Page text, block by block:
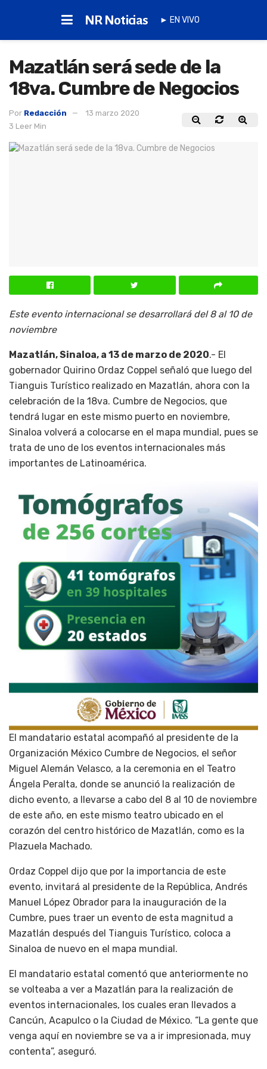
NR Noticias ► EN VIVO
Mazatlán será sede de la
18va. Cumbre de Negocios
Por Redacción
13 marzo 2020
3 Leer Min
Este evento internacional se desarrollará del 8 al 10 de
noviembre
Mazatlán, Sinaloa, a 13 de marzo de 2020.- El
gobernador Quirino Ordaz Coppel señaló que luego del
Tianguis Turístico realizado en Mazatlán, ahora con la
celebración de la 18va. Cumbre de Negocios, que
tendrá lugar en este mismo puerto en noviembre,
Sinaloa volverá a colocarse en el mapa mundial, pues se
trata de uno de los eventos internacionales más
importantes de Latinoamérica.
El mandatario estatal acompañó al presidente de la
Organización México Cumbre de Negocios, el señor
Miguel Alemán Velasco, a la ceremonia en el Teatro
Ángela Peralta, donde se anunció la realización de
dicho evento, a llevarse a cabo del 8 al 10 de noviembre
de este año, en este mismo teatro ubicado en el
corazón del centro histórico de Mazatlán, como es la
Plazuela Machado.
Ordaz Coppel dijo que por la importancia de este
evento, invitará al presidente de la República, Andrés
Manuel López Obrador para la inauguración de la
Cumbre, pues traer un evento de esta magnitud a
Mazatlán después del Tianguis Turístico, coloca a
Sinaloa de nuevo en el mapa mundial.
El mandatario estatal comentó que anteriormente no
se volteaba a ver a Mazatlán para la realización de
eventos internacionales, los cuales eran llevados a
Cancún, Acapulco o la Ciudad de México. “La gente que
venga aquí en noviembre se va a ir impresionada, muy
contenta”, aseguró.